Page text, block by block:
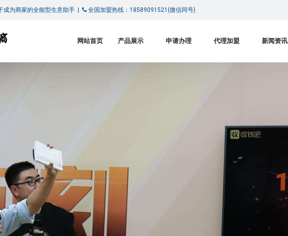
成为商家的全能型生意助手 | 全国加盟热线：18589091521(微信同号)
网站首页 产品展示 申请办理 代理加盟 新闻资讯